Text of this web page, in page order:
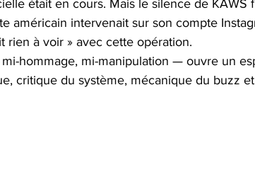
était en cours. Mais le silence de KAWS
américain intervenait sur son compte
rien à voir » avec cette opération.
hommage, mi-manipulation — ouvre un
critique du système, mécanique du buzz